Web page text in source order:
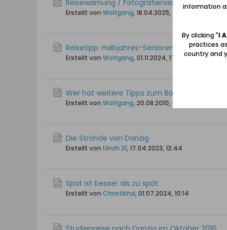
Reisewarnung / Fotografierverbot
Erstellt von Wolfgang, 18.04.2025, 11:14
Reisetipp: Halbjahres-Seniorentickets für 10
Erstellt von Wolfgang, 01.11.2024, 17:30
Wer hat weitere Tipps zum Bargeldwechsel
Erstellt von Wolfgang, 20.08.2010, 09:21
Die Strände von Danzig
Erstellt von Ulrich 31, 17.04.2023, 12:44
Spät ist besser als zu spät
Erstellt von Christkind, 01.07.2024, 10:14
information
By clicking "I
practices
country and